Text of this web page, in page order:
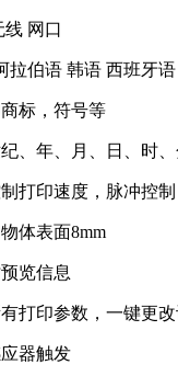
网口
拉伯语 韩语 西班牙
标，符号等
、年、月、日、时
打印速度，脉冲控制
体表面8mm
览信息
打印参数，一键更
器触发